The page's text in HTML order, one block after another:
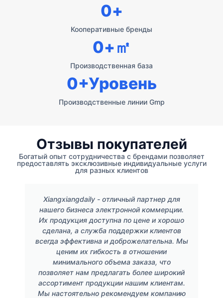
Кооперативные бренды
0+
Производственная база
0+㎡
Производственные линии Gmp
0+Уровень
Отзывы покупателей
Богатый опыт сотрудничества с брендами позволяет
предоставлять эксклюзивные индивидуальные услуги
для разных клиентов
Xiangxiangdaily - отличный партнер для
нашего бизнеса электронной коммерции.
Их продукция доступна по цене и хорошо
сделана, а служба поддержки клиентов
всегда эффективна и доброжелательна. Мы
ценим их гибкость в отношении
минимального объема заказа, что
позволяет нам предлагать более широкий
ассортимент продукции нашим клиентам.
Мы настоятельно рекомендуем компанию